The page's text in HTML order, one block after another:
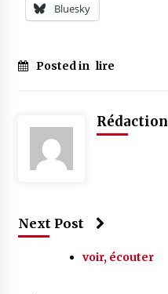
Bluesky
Posted in lire
Rédaction
Next Post
voir, écouter